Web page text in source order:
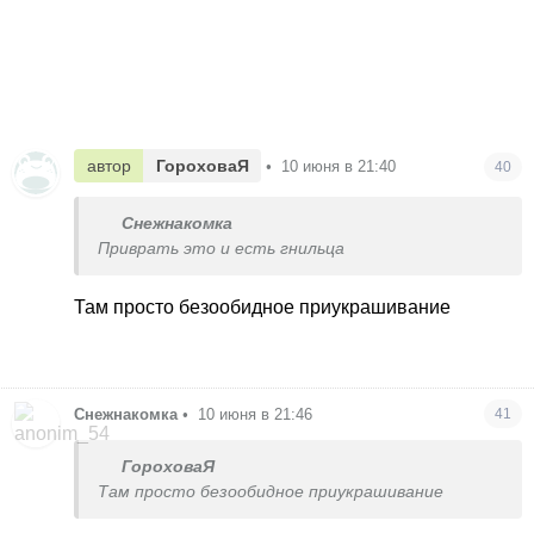
автор ГороховаЯ • 10 июня в 21:40 40
Снежнакомка
Приврать это и есть гнильца
Там просто безообидное приукрашивание
Снежнакомка • 10 июня в 21:46 41
ГороховаЯ
Там просто безообидное приукрашивание